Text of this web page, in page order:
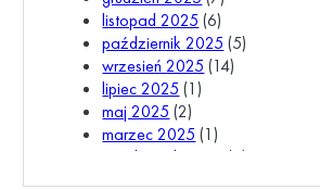
listopad 2025 (6)
październik 2025 (5)
wrzesień 2025 (14)
lipiec 2025 (1)
maj 2025 (2)
marzec 2025 (1)
październik 2024
(1)